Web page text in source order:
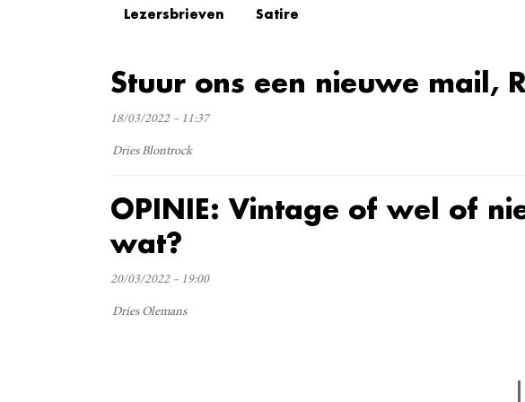
Lezersbrieven Satire
Stuur ons een nieuwe mail,
18/03/2022 – 11:37
Dries Blontrock
OPINIE: Vintage of wel of
wat?
20/03/2022 – 19:00
Dries Olemans